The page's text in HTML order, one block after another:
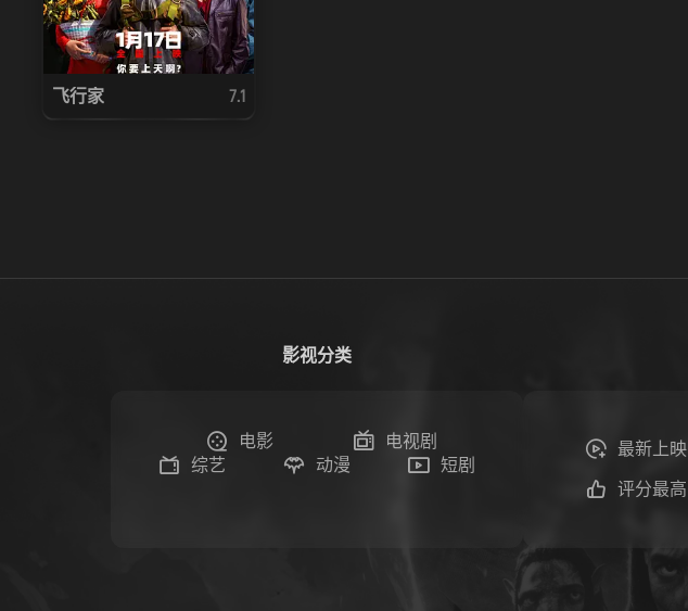
飞行家 7.1
影视分类
电影
电视剧
综艺
动漫 短剧
最新上映
评分最高